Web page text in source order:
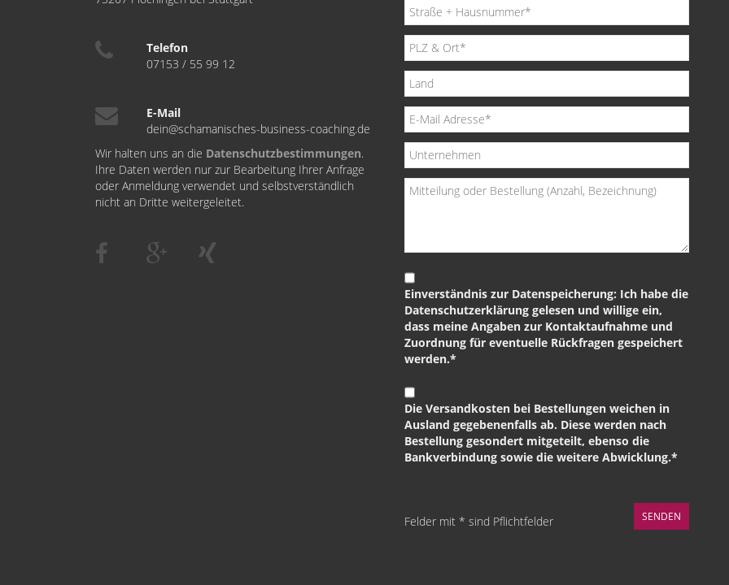
Telefon
07153 / 55 99 12
E-Mail
dein@schamanisches-business-coaching.de
Wir halten uns an die Datenschutzbestimmungen.
Ihre Daten werden nur zur Bearbeitung Ihrer Anfrage
oder Anmeldung verwendet und selbstverständlich
nicht an Dritte weitergeleitet.
Einverständnis zur Datenspeicherung: Ich habe die
Datenschutzerklärung gelesen und willige ein,
dass meine Angaben zur Kontaktaufnahme und
Zuordnung für eventuelle Rückfragen gespeichert
werden.*
Die Versandkosten bei Bestellungen weichen in
Ausland gegebenenfalls ab. Diese werden nach
Bestellung gesondert mitgeteilt, ebenso die
Bankverbindung sowie die weitere Abwicklung.*
Felder mit * sind Pflichtfelder